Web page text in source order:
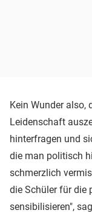
Kein Wunder also,
Leidenschaft
hinterfragen und
die man politisch
schmerzlich
die Schüler für die
sensibilisieren",